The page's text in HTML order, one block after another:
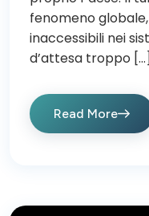
fenomeno
inaccessibili nei
d’attesa troppo […]
Read More